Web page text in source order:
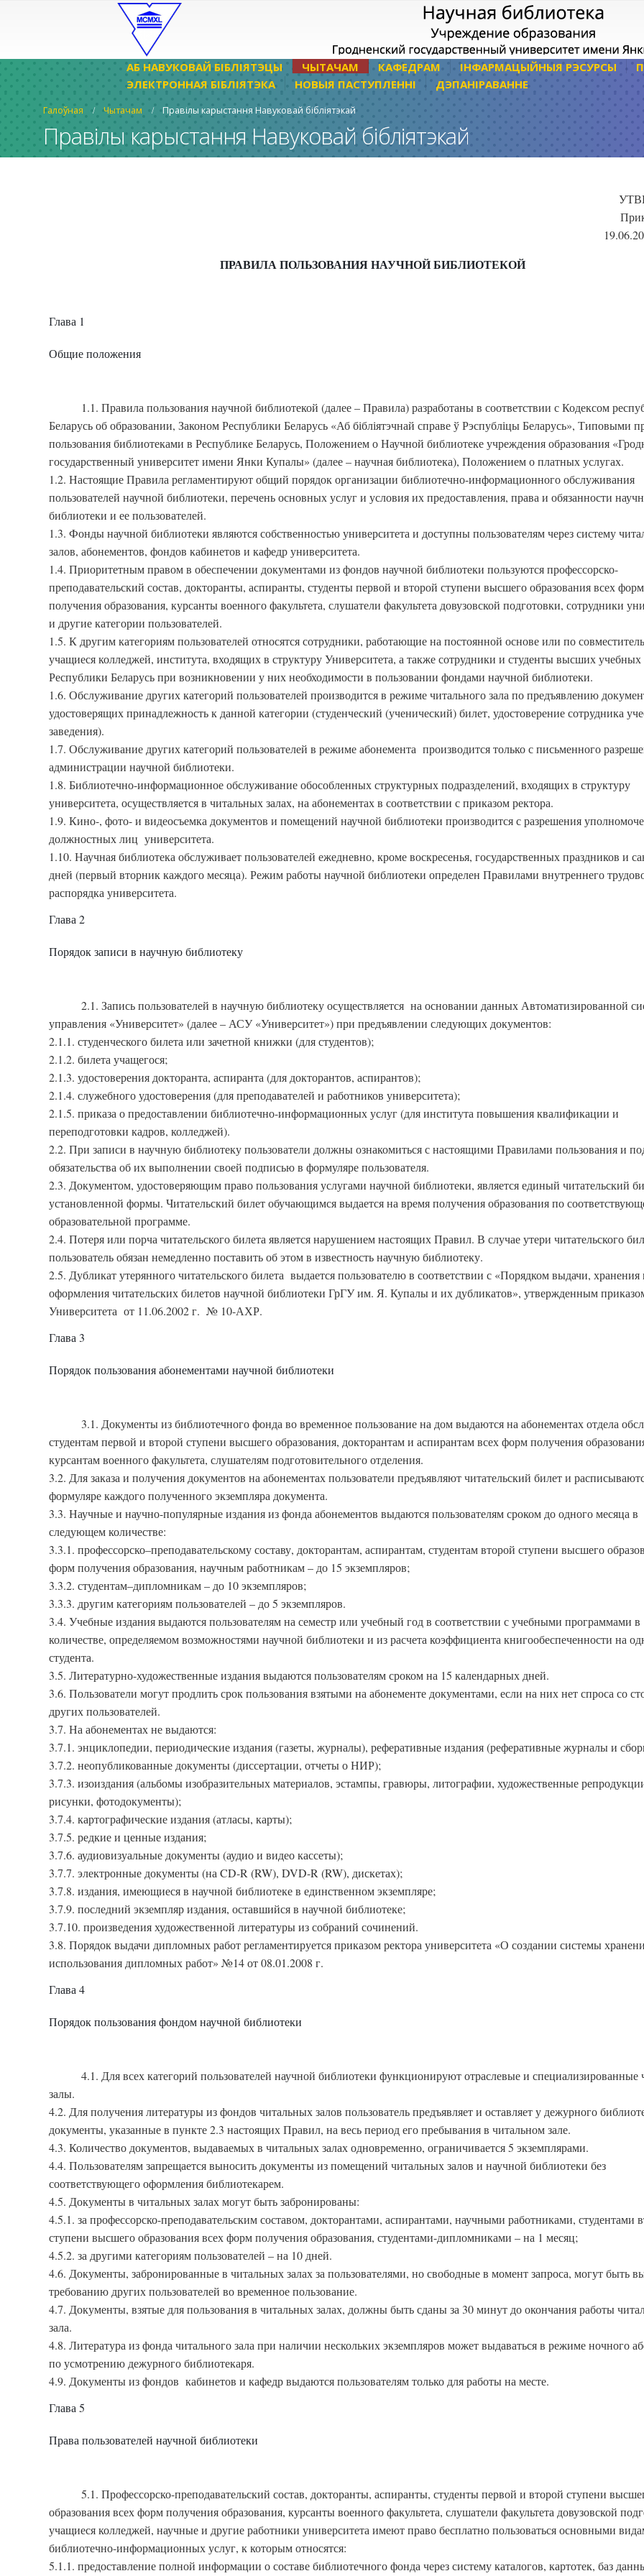
АБ НАВУКОВАЙ БІБЛІЯТЭЦЫ ЧЫТАЧАМ КАФЕДРАМ ІНФАРМАЦЫЙНЫЯ РЭСУРСЫ
ЭЛЕКТРОННАЯ БІБЛІЯТЭКА
НОВЫЯ ПАСТУПЛЕННІ ДЭПАНІРАВАННЕ
Галоўная Чытачам Правілы карыстання Навуковай бібліятэкай
Правілы карыстання Навуковай бібліятэкай
ПРАВИЛА ПОЛЬЗОВАНИЯ НАУЧНОЙ БИБЛИОТЕКОЙ
Глава 1
Общие положения
1.1. Правила пользования научной библиотекой (далее – Правила) разработаны в соответствии с Кодексом
Беларусь об образовании, Законом Республики Беларусь «Аб бібліятэчнай справе ў Рэспубліцы Беларусь», Типовыми
пользования библиотеками в Республике Беларусь, Положением о Научной библиотеке учреждения образования
государственный университет имени Янки Купалы» (далее – научная библиотека), Положением о платных услугах.
1.2. Настоящие Правила регламентируют общий порядок организации библиотечно-информационного обслуживания
пользователей научной библиотеки, перечень основных услуг и условия их предоставления, права и обязанности
библиотеки и ее пользователей.
1.3. Фонды научной библиотеки являются собственностью университета и доступны пользователям через систему
залов, абонементов, фондов кабинетов и кафедр университета.
1.4. Приоритетным правом в обеспечении документами из фондов научной библиотеки пользуются профессорско-
преподавательский состав, докторанты, аспиранты, студенты первой и второй ступени высшего образования всех форм
получения образования, курсанты военного факультета, слушатели факультета довузовской подготовки, сотрудники
и другие категории пользователей.
1.5. К другим категориям пользователей относятся сотрудники, работающие на постоянной основе или по
учащиеся колледжей, института, входящих в структуру Университета, а также сотрудники и студенты высших учебных
Республики Беларусь при возникновении у них необходимости в пользовании фондами научной библиотеки.
1.6. Обслуживание других категорий пользователей производится в режиме читального зала по предъявлению
удостоверящих принадлежность к данной категории (студенческий (ученический) билет, удостоверение сотрудника
заведения).
1.7. Обслуживание других категорий пользователей в режиме абонемента производится только с письменного
администрации научной библиотеки.
1.8. Библиотечно-информационное обслуживание обособленных структурных подразделений, входящих в структуру
университета, осуществляется в читальных залах, на абонементах в соответствии с приказом ректора.
1.9. Кино-, фото- и видеосъемка документов и помещений научной библиотеки производится с разрешения
должностных лиц университета.
1.10. Научная библиотека обслуживает пользователей ежедневно, кроме воскресенья, государственных праздников и
дней (первый вторник каждого месяца). Режим работы научной библиотеки определен Правилами внутреннего
распорядка университета.
Глава 2
Порядок записи в научную библиотеку
2.1. Запись пользователей в научную библиотеку осуществляется на основании данных Автоматизированной
управления «Университет» (далее – АСУ «Университет») при предъявлении следующих документов:
2.1.1. студенческого билета или зачетной книжки (для студентов);
2.1.2. билета учащегося;
2.1.3. удостоверения докторанта, аспиранта (для докторантов, аспирантов);
2.1.4. служебного удостоверения (для преподавателей и работников университета);
2.1.5. приказа о предоставлении библиотечно-информационных услуг (для института повышения квалификации и
переподготовки кадров, колледжей).
2.2. При записи в научную библиотеку пользователи должны ознакомиться с настоящими Правилами пользования и
обязательства об их выполнении своей подписью в формуляре пользователя.
2.3. Документом, удостоверяющим право пользования услугами научной библиотеки, является единый читательский
установленной формы. Читательский билет обучающимся выдается на время получения образования по
образовательной программе.
2.4. Потеря или порча читательского билета является нарушением настоящих Правил. В случае утери читательского
пользователь обязан немедленно поставить об этом в известность научную библиотеку.
2.5. Дубликат утерянного читательского билета выдается пользователю в соответствии с «Порядком выдачи, хранения
оформления читательских билетов научной библиотеки ГрГУ им. Я. Купалы и их дубликатов», утвержденным
Университета от 11.06.2002 г. № 10-АХР.
Глава 3
Порядок пользования абонементами научной библиотеки
3.1. Документы из библиотечного фонда во временное пользование на дом выдаются на абонементах отдела
студентам первой и второй ступени высшего образования, докторантам и аспирантам всех форм получения
курсантам военного факультета, слушателям подготовительного отделения.
3.2. Для заказа и получения документов на абонементах пользователи предъявляют читательский билет и
формуляре каждого полученного экземпляра документа.
3.3. Научные и научно-популярные издания из фонда абонементов выдаются пользователям сроком до одного месяца в
следующем количестве:
3.3.1. профессорско–преподавательскому составу, докторантам, аспирантам, студентам второй ступени высшего
форм получения образования, научным работникам – до 15 экземпляров;
3.3.2. студентам–дипломникам – до 10 экземпляров;
3.3.3. другим категориям пользователей – до 5 экземпляров.
3.4. Учебные издания выдаются пользователям на семестр или учебный год в соответствии с учебными программами в
количестве, определяемом возможностями научной библиотеки и из расчета коэффициента книгообеспеченности на
студента.
3.5. Литературно-художественные издания выдаются пользователям сроком на 15 календарных дней.
3.6. Пользователи могут продлить срок пользования взятыми на абонементе документами, если на них нет спроса со
других пользователей.
3.7. На абонементах не выдаются:
3.7.1. энциклопедии, периодические издания (газеты, журналы), реферативные издания (реферативные журналы и
3.7.2. неопубликованные документы (диссертации, отчеты о НИР);
3.7.3. изоиздания (альбомы изобразительных материалов, эстампы, гравюры, литографии, художественные
рисунки, фотодокументы);
3.7.4. картографические издания (атласы, карты);
3.7.5. редкие и ценные издания;
3.7.6. аудиовизуальные документы (аудио и видео кассеты);
3.7.7. электронные документы (на CD-R (RW), DVD-R (RW), дискетах);
3.7.8. издания, имеющиеся в научной библиотеке в единственном экземпляре;
3.7.9. последний экземпляр издания, оставшийся в научной библиотеке;
3.7.10. произведения художественной литературы из собраний сочинений.
3.8. Порядок выдачи дипломных работ регламентируется приказом ректора университета «О создании системы
использования дипломных работ» №14 от 08.01.2008 г.
Глава 4
Порядок пользования фондом научной библиотеки
4.1. Для всех категорий пользователей научной библиотеки функционируют отраслевые и специализированные
залы.
4.2. Для получения литературы из фондов читальных залов пользователь предъявляет и оставляет у дежурного
документы, указанные в пункте 2.3 настоящих Правил, на весь период его пребывания в читальном зале.
4.3. Количество документов, выдаваемых в читальных залах одновременно, ограничивается 5 экземплярами.
4.4. Пользователям запрещается выносить документы из помещений читальных залов и научной библиотеки без
соответствующего оформления библиотекарем.
4.5. Документы в читальных залах могут быть забронированы:
4.5.1. за профессорско-преподавательским составом, докторантами, аспирантами, научными работниками, студентами
ступени высшего образования всех форм получения образования, студентами-дипломниками – на 1 месяц;
4.5.2. за другими категориям пользователей – на 10 дней.
4.6. Документы, забронированные в читальных залах за пользователями, но свободные в момент запроса, могут быть
требованию других пользователей во временное пользование.
4.7. Документы, взятые для пользования в читальных залах, должны быть сданы за 30 минут до окончания работы
зала.
4.8. Литература из фонда читального зала при наличии нескольких экземпляров может выдаваться в режиме ночного
по усмотрению дежурного библиотекаря.
4.9. Документы из фондов кабинетов и кафедр выдаются пользователям только для работы на месте.
Глава 5
Права пользователей научной библиотеки
5.1. Профессорско-преподавательский состав, докторанты, аспиранты, студенты первой и второй ступени
образования всех форм получения образования, курсанты военного факультета, слушатели факультета довузовской
учащиеся колледжей, научные и другие работники университета имеют право бесплатно пользоваться основными
библиотечно-информационных услуг, к которым относятся:
5.1.1. предоставление полной информации о составе библиотечного фонда через систему каталогов, картотек, баз